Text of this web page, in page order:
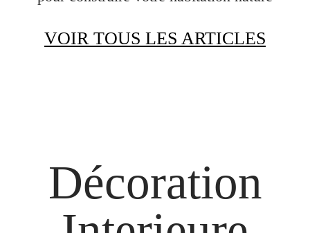
VOIR TOUS LES ARTICLES
Décoration